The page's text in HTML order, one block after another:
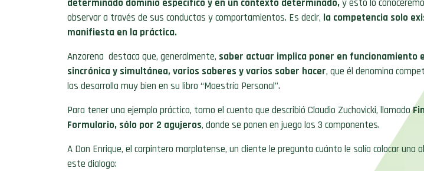
determinado dominio específico y en un contexto determinado,y esto lo
observar a través de sus conductas y comportamientos. Es decir, la competencia solo
manifiesta en la práctica.
Anzorena destaca que, generalmente, saber actuar implica poner en funcionamiento
sincrónica y simultánea, varios saberes y varios saber hacer, que él denomina
las desarrolla muy bien en su libro “Maestría Personal”.
Para tener una ejemplo práctico, tomo el cuento que describió Claudio Zuchovicki, llamado
Formulario, sólo por 2 agujeros, donde se ponen en juego los 3 componentes.
A Don Enrique, el carpintero marplatense, un cliente le pregunta cuánto le salía colocar una
este dialogo: